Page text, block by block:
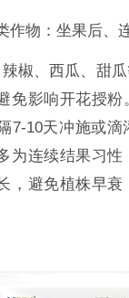
作物：坐果后、
椒、西瓜、甜
免影响开花授粉
7-10天冲施或滴
为连续结果习性
，避免植株早